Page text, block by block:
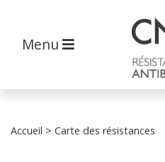
Menu
Accueil > Carte des résistances